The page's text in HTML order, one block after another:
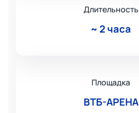
Длительность
~ 2 часа
Площадка
ВТБ-АРЕНА